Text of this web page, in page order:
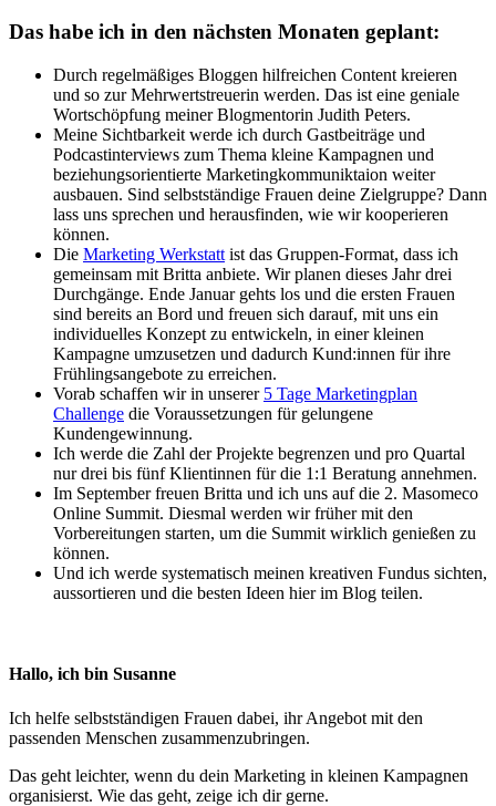
Das habe ich in den nächsten Monaten geplant:
Durch regelmäßiges Bloggen hilfreichen Content kreieren
und so zur Mehrwertstreuerin werden. Das ist eine geniale
Wortschöpfung meiner Blogmentorin Judith Peters.
Meine Sichtbarkeit werde ich durch Gastbeiträge und
Podcastinterviews zum Thema kleine Kampagnen und
beziehungsorientierte Marketingkommuniktaion weiter
ausbauen. Sind selbstständige Frauen deine Zielgruppe? Dann
lass uns sprechen und herausfinden, wie wir kooperieren
können.
Die Marketing Werkstatt ist das Gruppen-Format, dass ich
gemeinsam mit Britta anbiete. Wir planen dieses Jahr drei
Durchgänge. Ende Januar gehts los und die ersten Frauen
sind bereits an Bord und freuen sich darauf, mit uns ein
individuelles Konzept zu entwickeln, in einer kleinen
Kampagne umzusetzen und dadurch Kund:innen für ihre
Frühlingsangebote zu erreichen.
Vorab schaffen wir in unserer 5 Tage Marketingplan
Challenge die Voraussetzungen für gelungene
Kundengewinnung.
Ich werde die Zahl der Projekte begrenzen und pro Quartal
nur drei bis fünf Klientinnen für die 1:1 Beratung annehmen.
Im September freuen Britta und ich uns auf die 2. Masomeco
Online Summit. Diesmal werden wir früher mit den
Vorbereitungen starten, um die Summit wirklich genießen zu
können.
Und ich werde systematisch meinen kreativen Fundus sichten,
aussortieren und die besten Ideen hier im Blog teilen.
Hallo, ich bin Susanne
Ich helfe selbstständigen Frauen dabei, ihr Angebot mit den
passenden Menschen zusammen­zu­bringen.
Das geht leichter, wenn du dein Marketing in kleinen Kampagnen
organisierst. Wie das geht, zeige ich dir gerne.